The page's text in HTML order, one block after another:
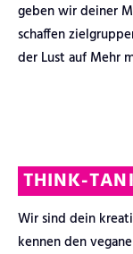
geben wir deiner
schaffen
der Lust auf Mehr
THINK-
Wir sind dein
kennen den